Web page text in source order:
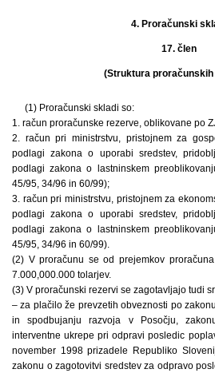
4. Proračunski
17. člen
(Struktura
(1) Proračunski skladi so:
1. račun proračunske rezerve, oblikovane po
2. račun pri ministrstvu, pristojnem za
podlagi zakona o uporabi sredstev,
podlagi zakona o lastninskem
45/95, 34/96 in 60/99);
3. račun pri ministrstvu, pristojnem za
podlagi zakona o uporabi sredstev,
podlagi zakona o lastninskem
45/95, 34/96 in 60/99).
(2) V proračunu se od prejemkov
7.000,000.000 tolarjev.
(3) V proračunski rezervi se zagotavljajo tudi
– za plačilo že prevzetih obveznosti po
in spodbujanju razvoja v Posočju,
interventne ukrepe pri odpravi posledic
november 1998 prizadele Republiko
zakonu o zagotovitvi sredstev za odpravo